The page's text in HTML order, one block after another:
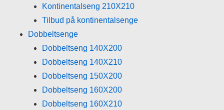
Kontinentalseng 210X210
Tilbud på kontinentalsenge
Dobbeltsenge
Dobbeltseng 140X200
Dobbeltseng 140X210
Dobbeltseng 150X200
Dobbeltseng 160X200
Dobbeltseng 160X210